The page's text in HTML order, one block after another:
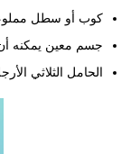
كوب أو سطل مملوء
جسم معين يمكنه
الحامل الثلاثي